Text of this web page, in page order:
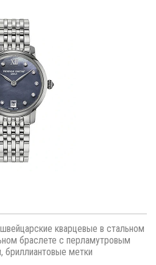
кварцевые в стальном
браслете с перламутровым
бриллиантовые метки